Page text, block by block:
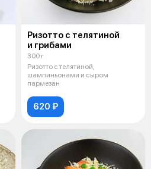
Ризотто с телятиной
и грибами
300 г
Ризотто с телятиной,
шампиньонами и сыром
пармезан
620 ₽